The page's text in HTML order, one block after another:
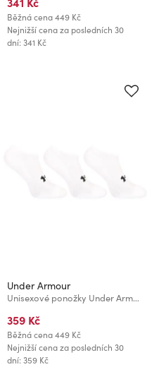
Běžná cena449 Kč
Nejnižší cena za posledních 30
dní: 341 Kč
Under Armour
Unisexové ponožky Under Armour Unisex UA TC No Show (3 páry)
359 Kč
Běžná cena449 Kč
Nejnižší cena za posledních 30
dní: 359 Kč